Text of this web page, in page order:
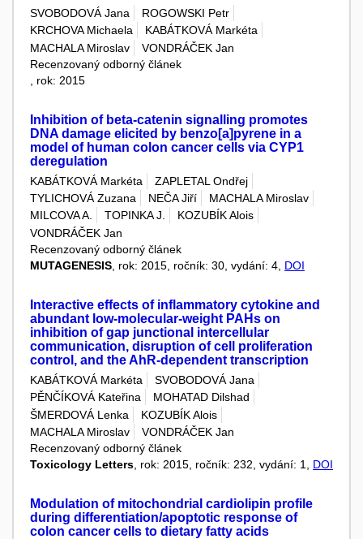
SVOBODOVÁ Jana
ROGOWSKI Petr
KRCHOVA Michaela
KABÁTKOVÁ Markéta
MACHALA Miroslav
VONDRÁČEK Jan
Recenzovaný odborný článek
, rok: 2015
Inhibition of beta-catenin signalling promotes
DNA damage elicited by benzo[a]pyrene in a
model of human colon cancer cells via CYP1
deregulation
KABÁTKOVÁ Markéta
ZAPLETAL Ondřej
TYLICHOVÁ Zuzana
NEČA Jiří
MACHALA Miroslav
MILCOVA A.
TOPINKA J.
KOZUBÍK Alois
VONDRÁČEK Jan
Recenzovaný odborný článek
MUTAGENESIS , rok: 2015, ročník: 30, vydání: 4, DOI
Interactive effects of inflammatory cytokine and
abundant low-molecular-weight PAHs on
inhibition of gap junctional intercellular
communication, disruption of cell proliferation
control, and the AhR-dependent transcription
KABÁTKOVÁ Markéta
SVOBODOVÁ Jana
PĚNČÍKOVÁ Kateřina
MOHATAD Dilshad
ŠMERDOVÁ Lenka
KOZUBÍK Alois
MACHALA Miroslav
VONDRÁČEK Jan
Recenzovaný odborný článek
Toxicology Letters , rok: 2015, ročník: 232, vydání: 1, DOI
Modulation of mitochondrial cardiolipin profile
during differentiation/apoptotic response of
colon cancer cells to dietary fatty acids